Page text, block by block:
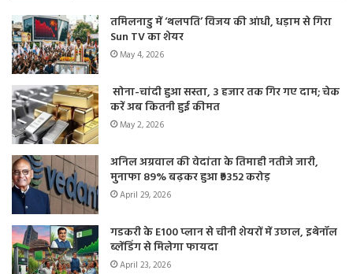
तमिलनाडु में ‘थलपति’ विजय की आंधी, धड़ाम से गिरा
Sun TV का शेयर
May 4, 2026
सोना-चांदी हुआ सस्ता, 3 हजार तक गिर गए दाम; चेक
करें अब कितनी हुई कीमत
May 2, 2026
अनिल अग्रवाल की वेदांता के तिमाही नतीजे जारी,
मुनाफा 89% बढ़कर हुआ ₹9352 करोड़
April 29, 2026
गडकरी के E100 प्लान से चीनी शेयरों में उछाल, इथेनॉल
ब्लेंडिंग से मिलेगा फायदा
April 23, 2026